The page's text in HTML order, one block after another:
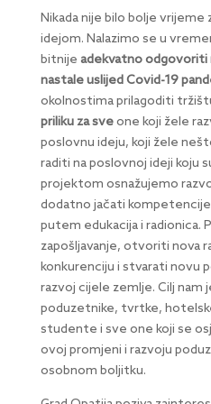
Nikada nije bilo bolje vrijeme
idejom. Nalazimo se u
bitnije adekvatno odgovoriti
nastale uslijed Covid-19
okolnostima prilagoditi
priliku za sveone koji žele
poslovnu ideju, koji žele
raditi na poslovnoj ideji koju
projektom osnažujemo
dodatno jačati
putem edukacija i
zapošljavanje, otvoriti nova
konkurenciju i stvarati novu
razvoj cijele zemlje. Cilj nam
poduzetnike, tvrtke,
studente i sve one koji se
ovoj promjeni i razvoju
osobnom boljitku.